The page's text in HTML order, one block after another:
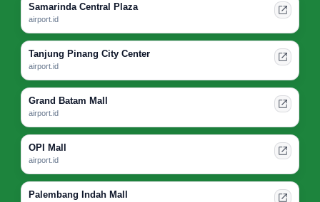
Samarinda Central Plaza
airport.id
Tanjung Pinang City Center
airport.id
Grand Batam Mall
airport.id
OPI Mall
airport.id
Palembang Indah Mall